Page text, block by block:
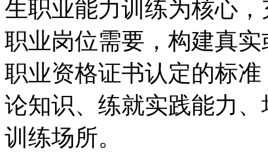
生职业能力训练为核心
职业岗位需要，构建真
职业资格证书认定的标
论知识、练就实践能力
训练场所。